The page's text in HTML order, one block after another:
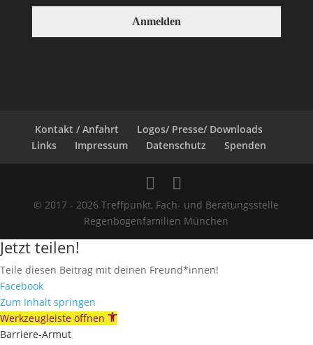
Kontakt / Anfahrt
Logos/ Presse/ Downloads
Links
Impressum Datenschutz Spenden
© 2017 - 2026 Treffpunkt, Fach- und Beratungsstelle
Regenbogenfamilien München
Jetzt teilen!
Teile diesen Beitrag mit deinen Freund*innen!
Facebook
Zum Inhalt springen
Werkzeugleiste öffnen
Barriere-Armut